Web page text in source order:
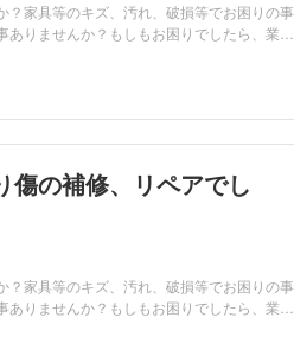
家具等のキズ、汚れ、破損等でお困りの事
りませんか？もしもお困りでしたら、業
傷の補修、リペアでし
家具等のキズ、汚れ、破損等でお困りの事
りませんか？もしもお困りでしたら、業